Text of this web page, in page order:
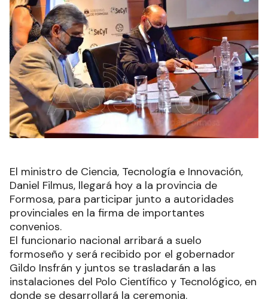
El ministro de Ciencia, Tecnología e Innovación,
Daniel Filmus, llegará hoy a la provincia de
Formosa, para participar junto a autoridades
provinciales en la firma de importantes
convenios.
El funcionario nacional arribará a suelo
formoseño y será recibido por el gobernador
Gildo Insfrán y juntos se trasladarán a las
instalaciones del Polo Científico y Tecnológico, en
donde se desarrollará la ceremonia.